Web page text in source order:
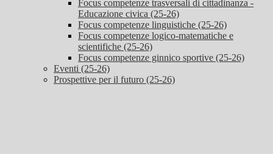
Focus competenze trasversali di cittadinanza -
Educazione civica (25-26)
Focus competenze linguistiche (25-26)
Focus competenze logico-matematiche e
scientifiche (25-26)
Focus competenze ginnico sportive (25-26)
Eventi (25-26)
Prospettive per il futuro (25-26)